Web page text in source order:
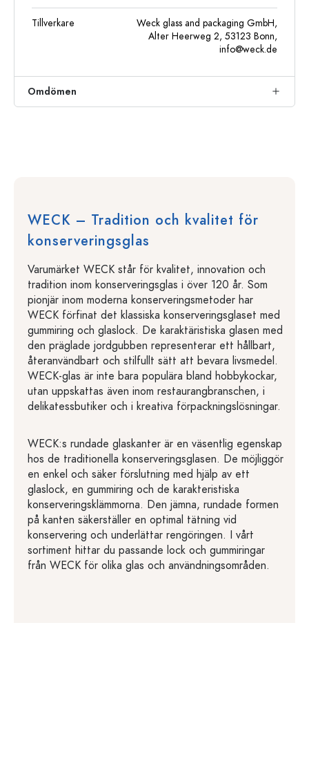
Tillverkare
Weck glass and packaging GmbH,
Alter Heerweg 2, 53123 Bonn,
info@weck.de
Omdömen
WECK – Tradition och kvalitet för
konserveringsglas
Varumärket WECK står för kvalitet, innovation och
tradition inom konserveringsglas i över 120 år. Som
pionjär inom moderna konserveringsmetoder har
WECK förfinat det klassiska konserveringsglaset med
gummiring och glaslock. De karaktäristiska glasen med
den präglade jordgubben representerar ett hållbart,
återanvändbart och stilfullt sätt att bevara livsmedel.
WECK-glas är inte bara populära bland hobbykockar,
utan uppskattas även inom restaurangbranschen, i
delikatessbutiker och i kreativa förpackningslösningar.
WECK:s rundade glaskanter är en väsentlig egenskap
hos de traditionella konserveringsglasen. De möjliggör
en enkel och säker förslutning med hjälp av ett
glaslock, en gummiring och de karakteristiska
konserveringsklämmorna. Den jämna, rundade formen
på kanten säkerställer en optimal tätning vid
konservering och underlättar rengöringen. I vårt
sortiment hittar du passande lock och gummiringar
från WECK för olika glas och användningsområden.